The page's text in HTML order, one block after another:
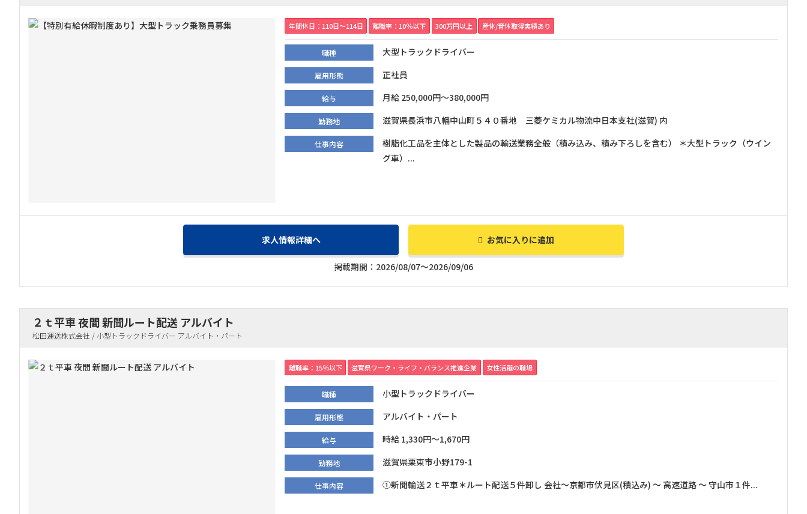
年間休日：110日〜114日 離職率：10％以下 300万円以上 産休/育休取得実績あり
職種 大型トラックドライバー
雇用形態 正社員
給与 月給 250,000円～380,000円
勤務地 滋賀県長浜市八幡中山町５４０番地 三菱ケミカル物流中日本支社(滋賀) 内
仕事内容
樹脂化工品を主体とした製品の輸送業務全般（積み込み、積み下ろしを含む） ＊大型トラック（ウイン
グ車）...
求人情報詳細へ お気に入りに追加
掲載期間：2026/08/07～2026/09/06
２ｔ平車 夜間 新聞ルート配送 アルバイト
松田運送株式会社 / 小型トラックドライバー アルバイト・パート
離職率：15％以下 滋賀県ワーク・ライフ・バランス推進企業 女性活躍の職場
職種 小型トラックドライバー
雇用形態 アルバイト・パート
給与 時給 1,330円～1,670円
勤務地 滋賀県栗東市小野179-1
仕事内容 ①新聞輸送２ｔ平車＊ルート配送５件卸し 会社～京都市伏見区(積込み) ～ 高速道路 ～ 守山市１件...